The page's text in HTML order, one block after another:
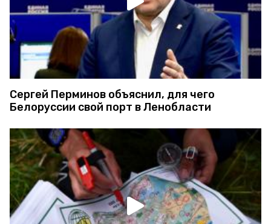
Сергей Перминов объяснил, для чего
Белоруссии свой порт в Ленобласти